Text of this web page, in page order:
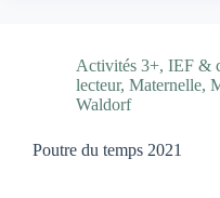
Activités 3+, IEF &
lecteur, Maternelle,
Waldorf
Poutre du temps 2021